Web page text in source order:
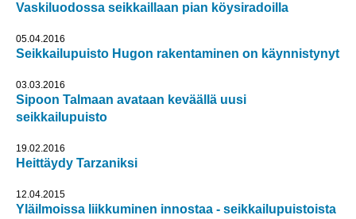
Vaskiluodossa seikkaillaan pian köysiradoilla
05.04.2016
Seikkailupuisto Hugon rakentaminen on käynnistynyt
03.03.2016
Sipoon Talmaan avataan keväällä uusi
seikkailupuisto
19.02.2016
Heittäydy Tarzaniksi
12.04.2015
Yläilmoissa liikkuminen innostaa - seikkailupuistoista